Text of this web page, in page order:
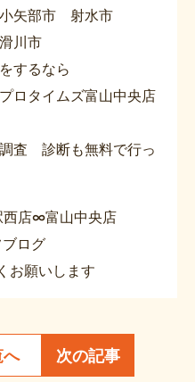
矢部市 射水市
川市
るなら
ロタイムズ富山中央店
査 診断も無料で行っ
西店∞富山中央店
ログ
お願いします
へ 次の記事